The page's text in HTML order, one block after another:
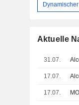
Aktuelle
31.07.
17.07.
17.07.